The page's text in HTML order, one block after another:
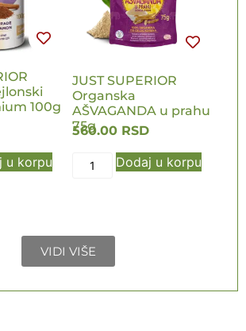
100g
u korpu
JUST SUPERIOR
Organska
AŠVAGANDA u prahu
75g
560.00 RSD
Dodaj u korpu
VIDI VIŠE